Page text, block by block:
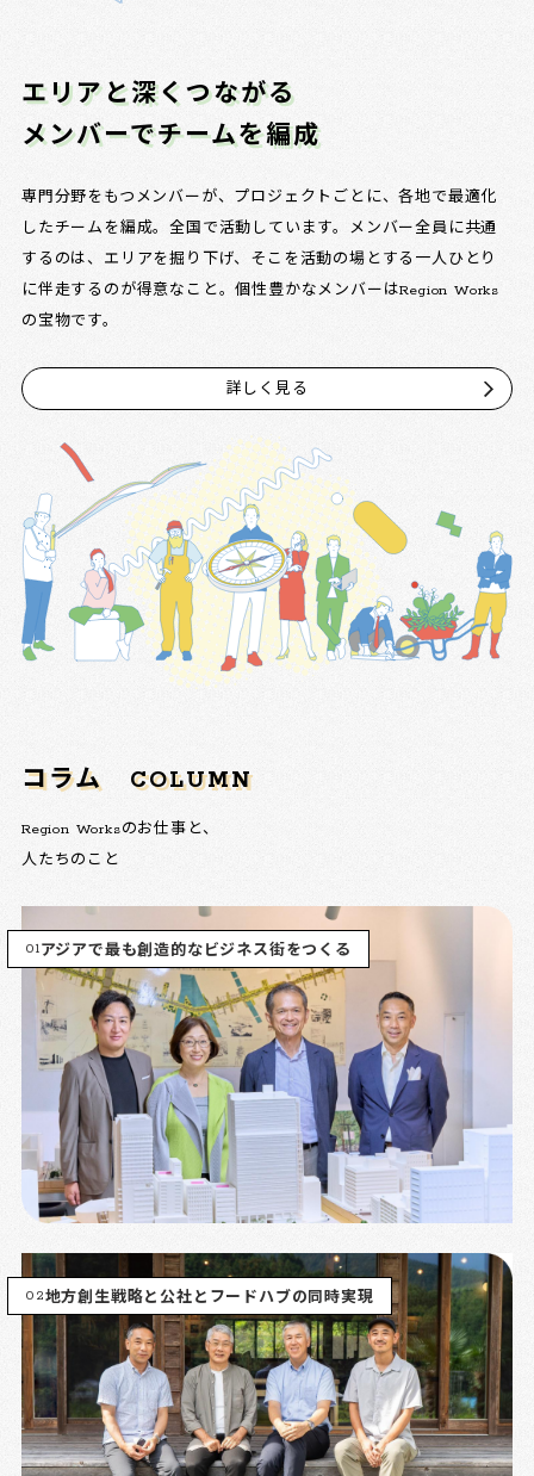
エリアと深くつながる
メンバーでチームを編成
専門分野をもつメンバーが、プロジェクトごとに、各地で最適化
したチームを編成。全国で活動しています。メンバー全員に共通
するのは、エリアを掘り下げ、そこを活動の場とする一人ひとり
に伴走するのが得意なこと。個性豊かなメンバーはRegion Works
の宝物です。
詳しく見る
コラム COLUMN
Region Worksのお仕事と、
人たちのこと
01アジアで最も創造的なビジネス街をつくる
02地方創生戦略と公社とフードハブの同時実現